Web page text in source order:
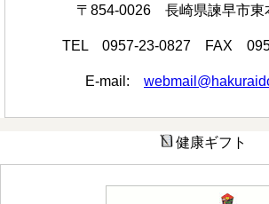
〒854-0026 長崎県諫早市東
TEL 0957-23-0827 FAX
E-mail:
健康ギフト